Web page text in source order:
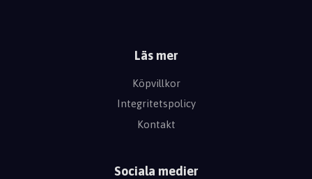
Läs mer
Köpvillkor
Integritetspolicy
Kontakt
Sociala medier